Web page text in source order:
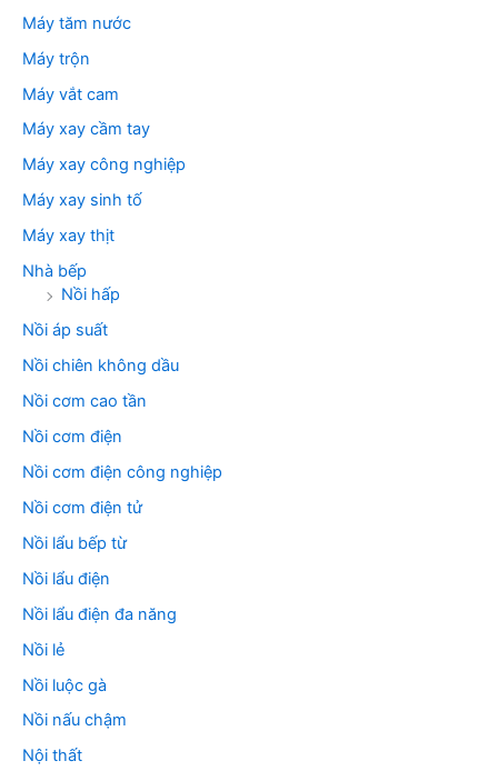
Máy tăm nước
Máy trộn
Máy vắt cam
Máy xay cầm tay
Máy xay công nghiệp
Máy xay sinh tố
Máy xay thịt
Nhà bếp
Nồi hấp
Nồi áp suất
Nồi chiên không dầu
Nồi cơm cao tần
Nồi cơm điện
Nồi cơm điện công nghiệp
Nồi cơm điện tử
Nồi lẩu bếp từ
Nồi lẩu điện
Nồi lẩu điện đa năng
Nồi lẻ
Nồi luộc gà
Nồi nấu chậm
Nội thất